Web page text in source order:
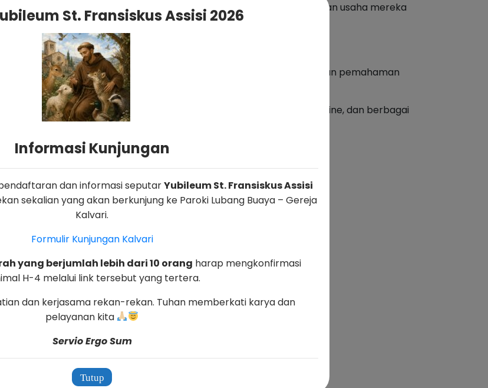
akses pasar yang lebih luas dan dukungan dalam mengembangkan usaha mereka
platform ini kepada para umat yang memiliki UMKM dan memberikan pemahaman
usaha mereka.
UMKM untuk belajar tentang pemasaran digital, manajemen toko online, dan berbagai
mereka.
link berikut ini
St. Fransiskus Assisi 2026
Informasi Kunjungan
dan informasi seputarYubileum St. Fransiskus Assisi
sekalian yang akan berkunjung ke Paroki Lubang Buaya – Gereja
Kalvari.
Formulir Kunjungan Kalvari
yang berjumlah lebih dari 10 orang harap mengkonfirmasi
H-4 melalui link tersebut yang tertera.
dan kerjasama rekan-rekan. Tuhan memberkati karya dan
pelayanan kita
Servio Ergo Sum
Tutup